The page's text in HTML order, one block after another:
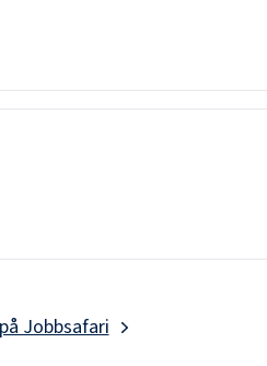
Jobbsafari